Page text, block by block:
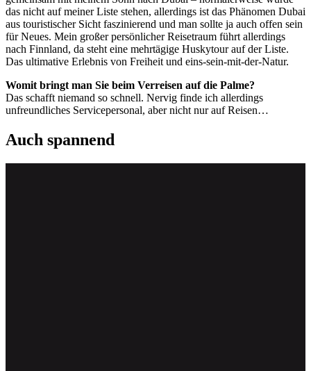
das nicht auf meiner Liste stehen, allerdings ist das Phänomen Dubai
aus touristischer Sicht faszinierend und man sollte ja auch offen sein
für Neues. Mein großer persönlicher Reisetraum führt allerdings
nach Finnland, da steht eine mehrtägige Huskytour auf der Liste.
Das ultimative Erlebnis von Freiheit und eins-sein-mit-der-Natur.
Womit bringt man Sie beim Verreisen auf die Palme?
Das schafft niemand so schnell. Nervig finde ich allerdings
unfreundliches Servicepersonal, aber nicht nur auf Reisen…
Auch spannend